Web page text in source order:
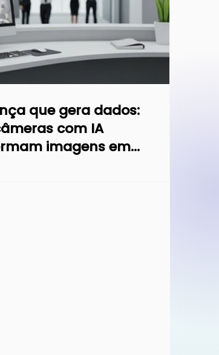
Desenvolvimento de sistemas
gestão escolar
que gera dados:
com IA
imagens em